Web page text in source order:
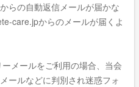
らの自動返信メールが届かな
care.jpからのメールが届くよ
メールをご利用の場合、当会
ールなどに判別され迷惑フォ